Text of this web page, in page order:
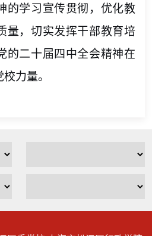
的学习宣传贯彻，优化教
量，切实发挥干部教育培
的二十届四中全会精神在
力量。